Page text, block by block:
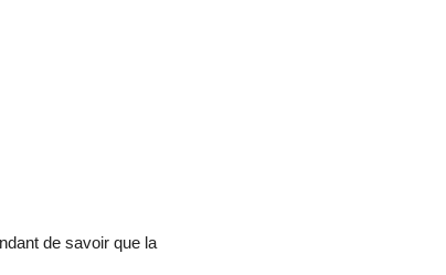
de savoir que la